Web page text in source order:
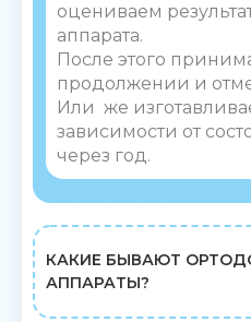
оцениваем
аппарата.
После этого
продолжении и
Или же
зависимости от
через год.
КАКИЕ БЫВАЮТ
АППАРАТЫ?